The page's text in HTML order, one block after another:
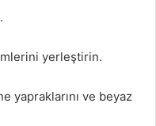
yerleştirin.
yapraklarını ve beyaz